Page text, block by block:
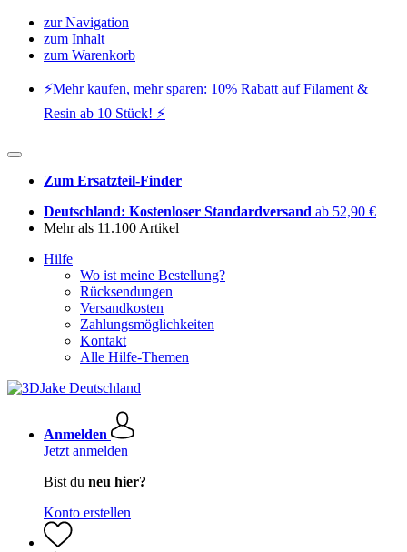
zur Navigation
zum Inhalt
zum Warenkorb
⚡️Mehr kaufen, mehr sparen: 10% Rabatt auf Filament &
Resin ab 10 Stück! ⚡️
Zum Ersatzteil-Finder
Deutschland: Kostenloser Standardversand ab 52,90 €
Mehr als 11.100 Artikel
Hilfe
Wo ist meine Bestellung?
Rücksendungen
Versandkosten
Zahlungsmöglichkeiten
Kontakt
Alle Hilfe-Themen
Anmelden
Jetzt anmelden
Bist du neu hier?
Konto erstellen